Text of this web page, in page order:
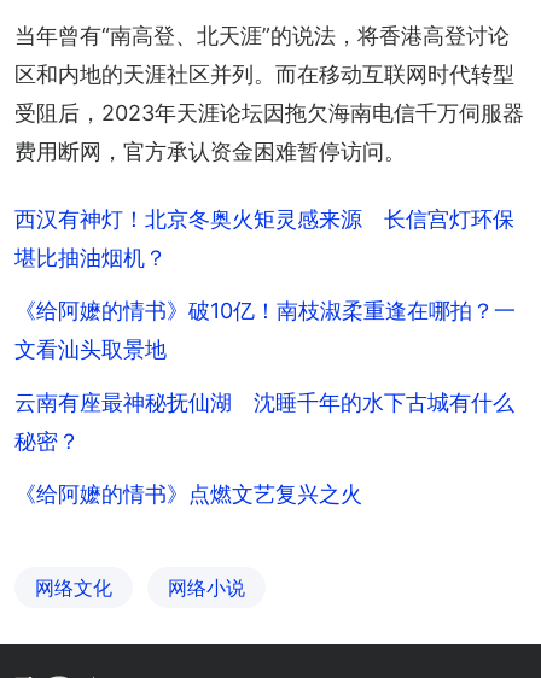
当年曾有“南高登、北天涯”的说法，将香港高登讨论
区和内地的天涯社区并列。而在移动互联网时代转型
受阻后，2023年天涯论坛因拖欠海南电信千万伺服器
费用断网，官方承认资金困难暂停访问。
西汉有神灯！北京冬奥火矩灵感来源 长信宫灯环保
堪比抽油烟机？
《给阿嬷的情书》破10亿！南枝淑柔重逢在哪拍？一
文看汕头取景地
云南有座最神秘抚仙湖 沈睡千年的水下古城有什么
秘密？
《给阿嬷的情书》点燃文艺复兴之火
网络文化 网络小说